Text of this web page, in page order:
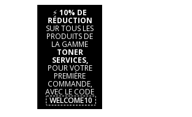
⚡ 10% DE
RÉDUCTION
SUR TOUS LES
PRODUITS DE
LA GAMME
TONER
SERVICES,
POUR VOTRE
PREMIÈRE
COMMANDE,
AVEC LE CODE
WELCOME10